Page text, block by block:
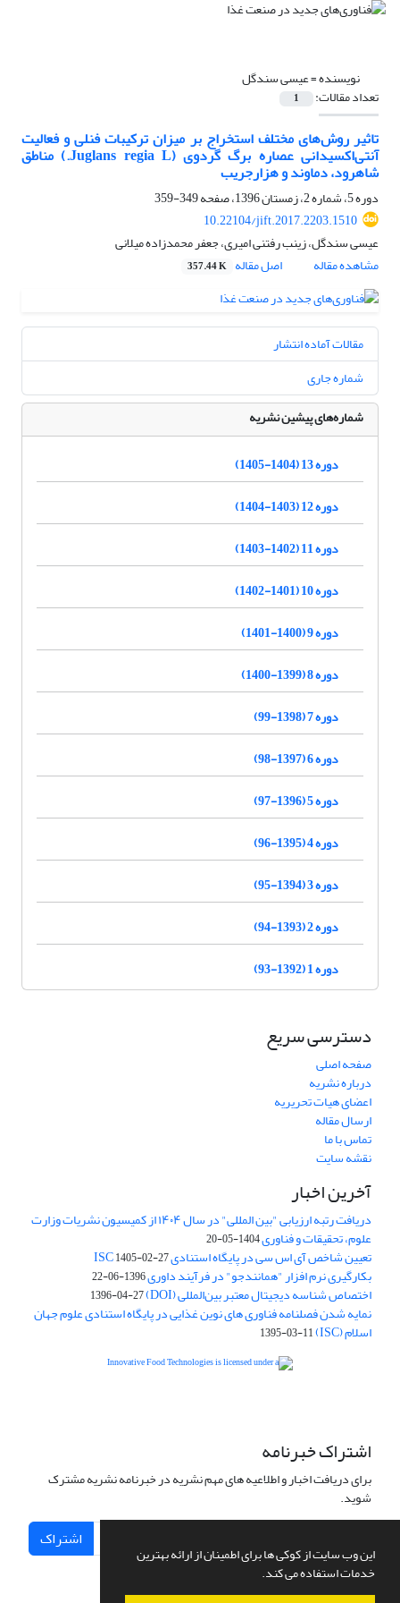
این وب سایت از کوکی ها برای اطمینان از ارائه بهترین
خدمات استفاده می کند.
نویسنده =عیسی سندگل
تعداد مقالات: 1
تاثیر روش‌های مختلف استخراج بر میزان ترکیبات فنلی و فعالیت
آنتی‌اکسیدانی عصاره برگ گردوی (Juglans regia L.) مناطق
شاهرود، دماوند و هزارجریب
دوره 5، شماره 2، زمستان 1396، صفحه
349-359
10.22104/jift.2017.2203.1510
عیسی سندگل، زینب رفتنی امیری، جعفر محمدزاده میلانی
مشاهده مقاله
اصل مقاله 357.44 K
مقالات آماده انتشار
شماره جاری
شماره‌های پیشین نشریه
دوره 13 (1404-1405)
دوره 12 (1403-1404)
دوره 11 (1402-1403)
دوره 10 (1401-1402)
دوره 9 (1400-1401)
دوره 8 (1399-1400)
دوره 7 (1398-99)
دوره 6 (1397-98)
دوره 5 (1396-97)
دوره 4 (1395-96)
دوره 3 (1394-95)
دوره 2 (1393-94)
دوره 1 (1392-93)
دسترسی سریع
صفحه اصلی
درباره نشریه
اعضای هیات تحریریه
ارسال مقاله
تماس با ما
نقشه سایت
آخرین اخبار
دریافت رتبه ارزیابی "بین المللی" در سال ۱۴۰۴ از کمیسیون نشریات وزارت
علوم، تحقیقات و فناوری1404-05-20
تعیین شاخص آی اس سی در پایگاه استنادی ISC1405-02-27
بکارگیری نرم افزار "همانندجو" در فرآیند داوری1396-06-22
اختصاص شناسه دیجیتال معتبر بین‌المللی (DOI) 1396-04-27
نمایه شدن فصلنامه فناوری های نوین غذایی در پایگاه استنادی علوم جهان
اسلام (ISC) 1395-03-11
اشتراک خبرنامه
برای دریافت اخبار و اطلاعیه های مهم نشریه در خبرنامه نشریه مشترک
شوید.
اشتراک